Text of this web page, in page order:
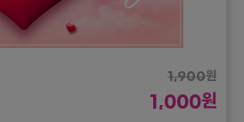
1,900원
1,000원